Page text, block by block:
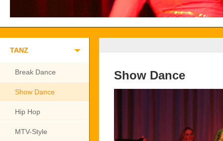
TANZ
Break Dance
Show Dance
Hip Hop
MTV-Style
Show Dance